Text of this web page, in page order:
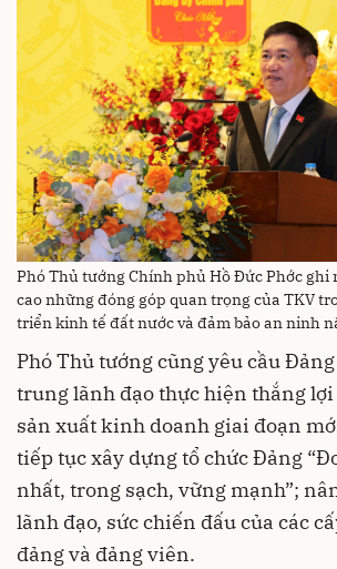
Phó Thủ tướng Chính phủ Hồ Đức Phớc ghi
cao những đóng góp quan trọng của TKV
triển kinh tế đất nước và đảm bảo an ninh
Phó Thủ tướng cũng yêu cầu
trung lãnh đạo thực hiện thắng
sản xuất kinh doanh giai đoạn
tiếp tục xây dựng tổ chức Đảng
nhất, trong sạch, vững mạnh”;
lãnh đạo, sức chiến đấu của các
đảng và đảng viên.